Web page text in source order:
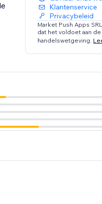
Klantenservice
Privacybeleid
Market Push Apps
dat het voldoet aan de
handelswetgeving.